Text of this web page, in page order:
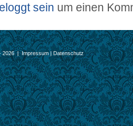
sein um einen
- 2026 |Impressum|Datenschutz